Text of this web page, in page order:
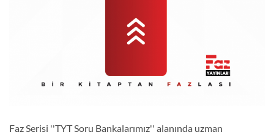
Faz Serisi ''TYT Soru Bankalarımız'' alanında uzman